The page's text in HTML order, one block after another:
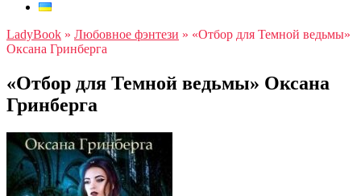
LadyBook » Любовное фэнтези » «Отбор для Темной ведьмы»
Оксана Гринберга
«Отбор для Темной ведьмы» Оксана
Гринберга